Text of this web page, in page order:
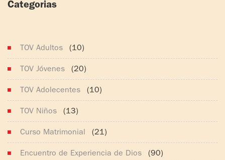
Categorias
TOV Adultos (10)
TOV Adolecentes (10)
TOV Niños (13)
Curso Matrimonial (21)
TOV Jóvenes (20)
Encuentro de Experiencia de Dios (90)